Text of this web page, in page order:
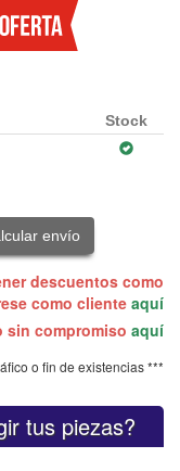
Stock
envío
descuentos como
como cliente aquí
sin compromiso aquí
o fin de existencias ***
tus piezas?